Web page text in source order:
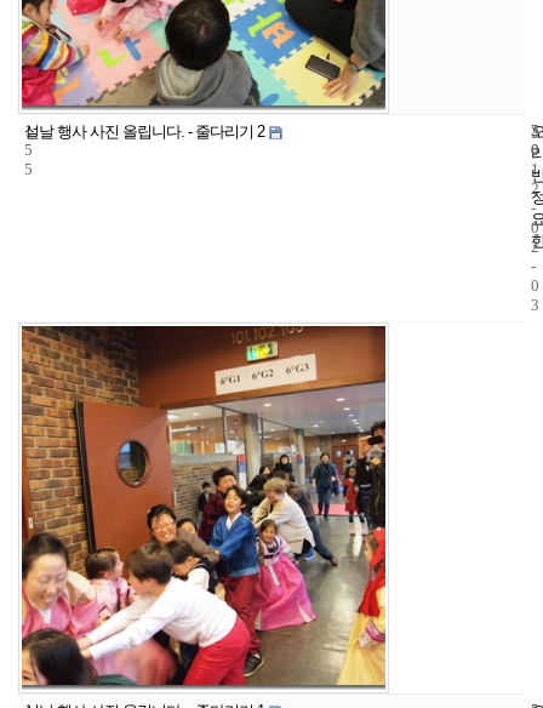
1
5
5
설날 행사 사진 올립니다. - 줄다리기 2
5
0
2
0
1
2
-
0
2
-
0
3